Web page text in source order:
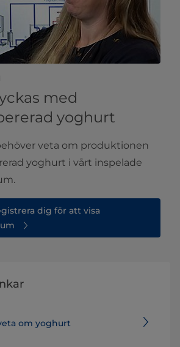
med
yoghurt
veta om produktionen
yoghurt i vårt inspelade
dig för att visa
om yoghurt